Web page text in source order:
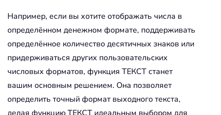
Например, если вы хотите отображать числа в
определённом денежном формате, поддерживать
определённое количество десятичных знаков или
придерживаться других пользовательских
числовых форматов, функция ТЕКСТ станет
вашим основным решением. Она позволяет
определить точный формат выходного текста,